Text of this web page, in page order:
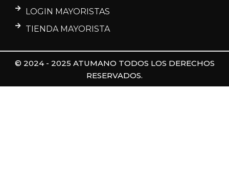
LOGIN MAYORISTAS
TIENDA MAYORISTA
© 2024 - 2025 ATUMANO TODOS LOS DERECHOS
RESERVADOS.